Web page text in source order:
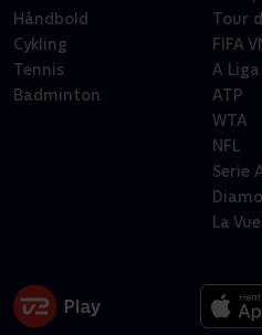
Håndbold
Cykling
Tennis
Badminton
Tour
FIFA
A Liga
ATP
WTA
NFL
Serie
La